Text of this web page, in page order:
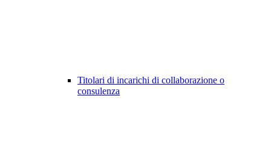
Titolari di incarichi di collaborazione o
consulenza